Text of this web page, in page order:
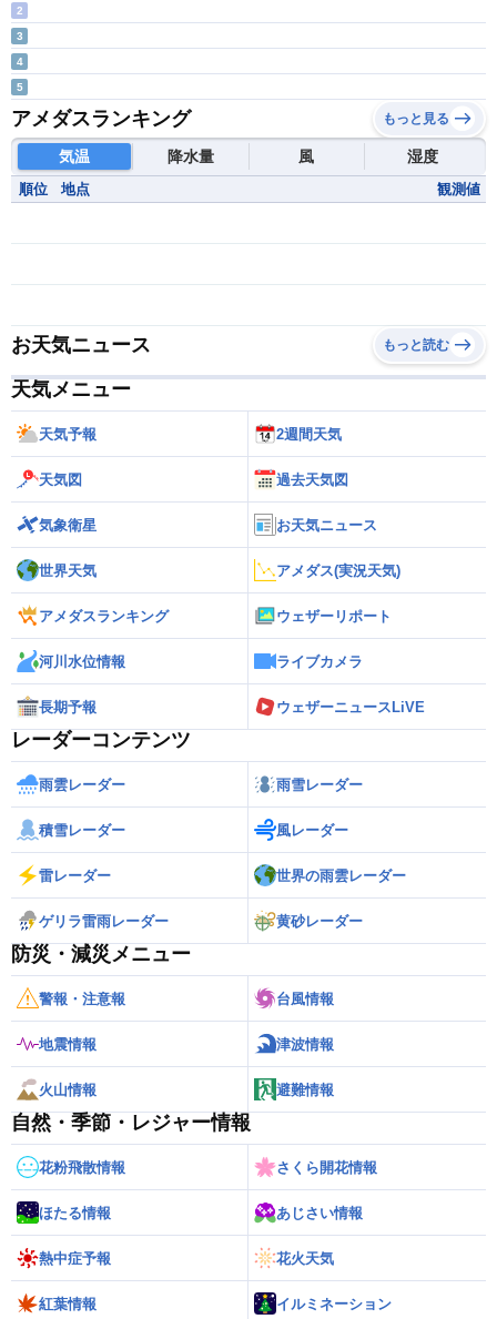
2
3
4
5
アメダスランキング もっと見る
気温 降水量 風 湿度
順位 地点 観測値
お天気ニュース もっと読む
天気メニュー
天気予報 2週間天気
天気図 過去天気図
気象衛星 お天気ニュース
世界天気 アメダス(実況天気)
アメダスランキング ウェザーリポート
河川水位情報 ライブカメラ
長期予報 ウェザーニュースLiVE
レーダーコンテンツ
雨雲レーダー 雨雪レーダー
積雪レーダー 風レーダー
雷レーダー 世界の雨雲レーダー
ゲリラ雷雨レーダー 黄砂レーダー
防災・減災メニュー
警報・注意報 台風情報
地震情報 津波情報
火山情報 避難情報
自然・季節・レジャー情報
花粉飛散情報 さくら開花情報
ほたる情報 あじさい情報
熱中症予報 花火天気
紅葉情報 イルミネーション